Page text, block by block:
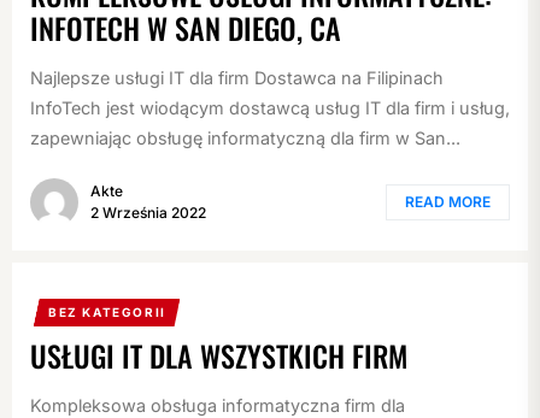
INFOTECH W SAN DIEGO, CA
Najlepsze usługi IT dla firm Dostawca na Filipinach
InfoTech jest wiodącym dostawcą usług IT dla firm i usług,
zapewniając obsługę informatyczną dla firm w San...
Akte
2 Września 2022
READ MORE
BEZ KATEGORII
USŁUGI IT DLA WSZYSTKICH FIRM
Kompleksowa obsługa informatyczna firm dla